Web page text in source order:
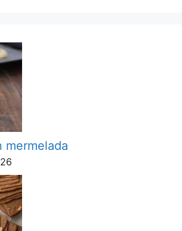
mermelada